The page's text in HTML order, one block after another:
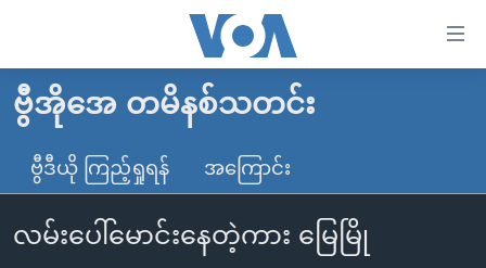
လွယ်ကူ
စေ
သည့်
များ
မူလစာမျက်နှာ
မြန်မာ
ကမ္ဘာ့သတင်းများ
နိုင်ငံတကာ
ဗွီဒီယို
ဗွီအိုအေ တမိနစ်သတင်း
ဗွီဒီယို ကြည့်ရှုရန် အကြောင်း
လမ်းပေါ်မောင်းနေတဲ့ကား မြေမြို